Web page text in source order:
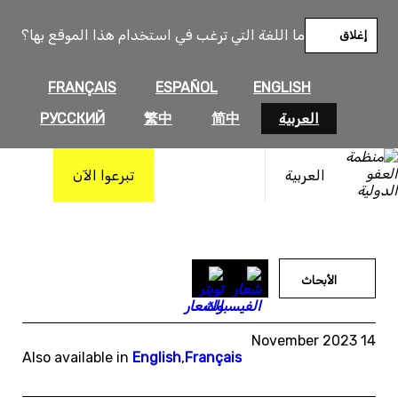
ما اللغة التي ترغب في استخدام هذا الموقع بها؟
ENGLISH
ESPAÑOL
FRANÇAIS
العربية
简中
繁中
РУССКИЙ
إغلاق
العربية تبرعوا الآن
المحتوى
الأبحاث
14 November 2023
Also available in English,Français